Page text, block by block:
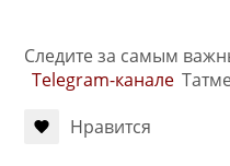
Следите за самым
Telegram-канале
Нравится